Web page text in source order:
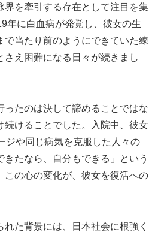
界を牽引する存在として注目を集
年に白血病が発覚し、彼女の生
で当たり前のようにできていた練
さえ困難になる日々が続きまし
ったのは決して諦めることではな
続けることでした。入院中、彼女
ジや同じ病気を克服した人々の
たなら、自分もできる」という
この心の変化が、彼女を復活への
れた背景には、日本社会に根強く